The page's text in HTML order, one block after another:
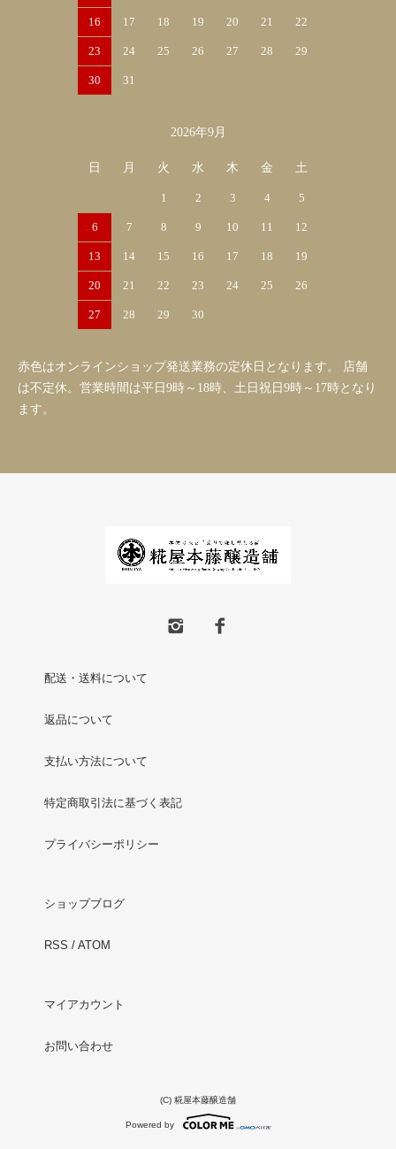
16 17 18 19 20 21 22
23 24 25 26 27 28 29
30 31
2026年9月
日 月 火 水 木 金 土
1 2 3 4 5
6 7 8 9 10 11 12
13 14 15 16 17 18 19
20 21 22 23 24 25 26
27 28 29 30
赤色はオンラインショップ発送業務の定休日となります。 店舗
は不定休。営業時間は平日9時～18時、土日祝日9時～17時となり
ます。
配送・送料について
返品について
支払い方法について
特定商取引法に基づく表記
プライバシーポリシー
ショップブログ
RSS / ATOM
マイアカウント
お問い合わせ
(C) 糀屋本藤醸造舗
Powered by